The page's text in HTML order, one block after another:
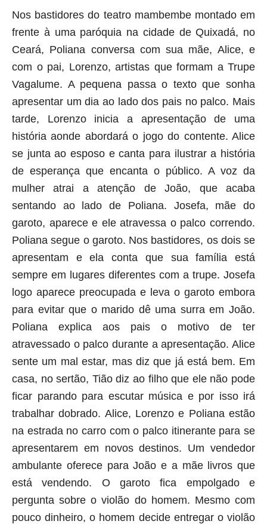
Nos bastidores do teatro mambembe montado em
frente à uma paróquia na cidade de Quixadá, no
Ceará, Poliana conversa com sua mãe, Alice, e
com o pai, Lorenzo, artistas que formam a Trupe
Vagalume. A pequena passa o texto que sonha
apresentar um dia ao lado dos pais no palco. Mais
tarde, Lorenzo inicia a apresentação de uma
história aonde abordará o jogo do contente. Alice
se junta ao esposo e canta para ilustrar a história
de esperança que encanta o público. A voz da
mulher atrai a atenção de João, que acaba
sentando ao lado de Poliana. Josefa, mãe do
garoto, aparece e ele atravessa o palco correndo.
Poliana segue o garoto. Nos bastidores, os dois se
apresentam e ela conta que sua família está
sempre em lugares diferentes com a trupe. Josefa
logo aparece preocupada e leva o garoto embora
para evitar que o marido dê uma surra em João.
Poliana explica aos pais o motivo de ter
atravessado o palco durante a apresentação. Alice
sente um mal estar, mas diz que já está bem. Em
casa, no sertão, Tião diz ao filho que ele não pode
ficar parando para escutar música e por isso irá
trabalhar dobrado. Alice, Lorenzo e Poliana estão
na estrada no carro com o palco itinerante para se
apresentarem em novos destinos. Um vendedor
ambulante oferece para João e a mãe livros que
está vendendo. O garoto fica empolgado e
pergunta sobre o violão do homem. Mesmo com
pouco dinheiro, o homem decide entregar o violão